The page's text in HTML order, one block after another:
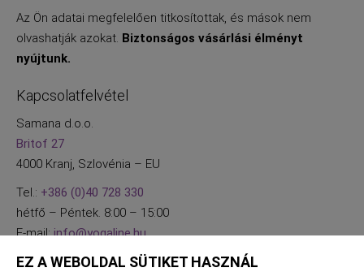
Az Ön adatai megfelelően titkosítottak, és mások nem
olvashatják azokat. Biztonságos vásárlási élményt
nyújtunk.
Kapcsolatfelvétel
Samana d.o.o.
Britof 27
4000 Kranj, Szlovénia – EU
Tel.: +386 (0)40 728 330
hétfő – Péntek. 8:00 – 15:00
E-mail:info@yogaline.hu
EZ A WEBOLDAL SÜTIKET HASZNÁL